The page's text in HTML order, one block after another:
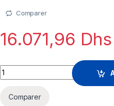
Comparer
16.071,96 Dhs
Juniper Advanced Layer 2
Comparer